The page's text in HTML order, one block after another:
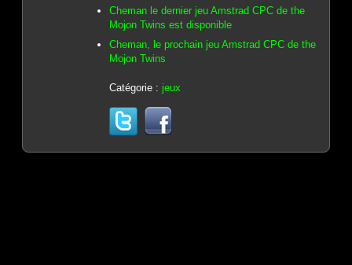
Cheman le dernier jeu Amstrad CPC de the
Mojon Twins est disponible
Cheman, le prochain jeu Amstrad CPC de the
Mojon Twins
Catégorie : jeux